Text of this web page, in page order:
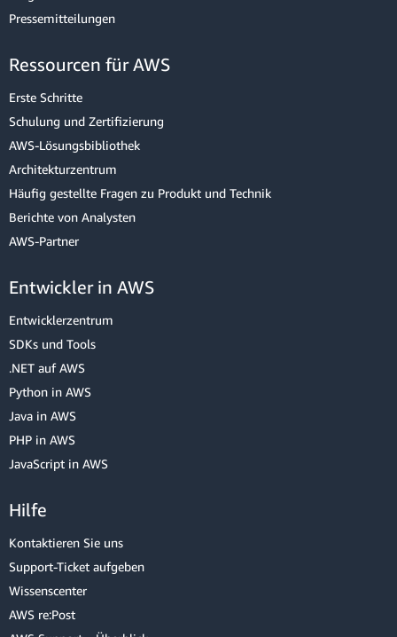
können.
Runaus.
Probieren Sie nun einige andere Themen aus. Führen Sie die
folgenden Codezellen aus:
Pressemitteilungen
Ressourcen für AWS
Erste Schritte
Schulung und Zertifizierung
AWS-Lösungsbibliothek
Architekturzentrum
Häufig gestellte Fragen zu Produkt und Technik
Berichte von Analysten
AWS-Partner
Entwickler in AWS
Entwicklerzentrum
SDKs und Tools
.NET auf AWS
Python in AWS
Java in AWS
PHP in AWS
JavaScript in AWS
Hilfe
Kontaktieren Sie uns
Support-Ticket aufgeben
Wissenscenter
AWS re:Post